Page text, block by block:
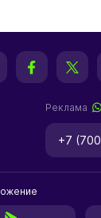
Реклама
+7